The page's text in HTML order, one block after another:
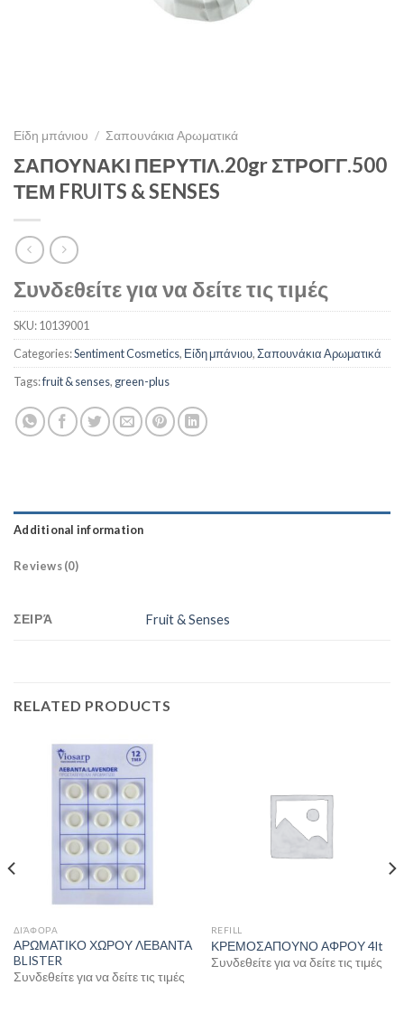
Είδη μπάνιου / Σαπουνάκια Αρωματικά
ΣΑΠΟΥΝΑΚΙ ΠΕΡΥΤΙΛ.20gr ΣΤΡΟΓΓ.500
ΤΕΜ FRUITS & SENSES
Συνδεθείτε για να δείτε τις τιμές
SKU:10139001
Categories:Sentiment Cosmetics, Είδη μπάνιου,Σαπουνάκια Αρωματικά
Tags:fruit & senses, green-plus
Additional information
Reviews (0)
ΣΕΙΡΆ Fruit & Senses
RELATED PRODUCTS
ΔΙΆΦΟΡΑ
ΑΡΩΜΑΤΙΚΟ ΧΩΡΟΥ ΛΕΒΑΝΤΑ
BLISTER
Συνδεθείτε για να δείτε τις τιμές
REFILL
ΚΡΕΜΟΣΑΠΟΥΝΟ ΑΦΡΟΥ 4lt
Συνδεθείτε για να δείτε τις τιμές